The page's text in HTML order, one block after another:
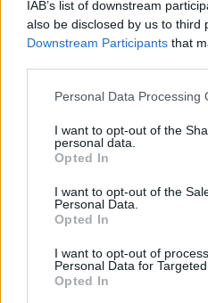
IAB’s list of downstream
also be disclosed by us to third
Downstream Participants that
Personal Data Processing
I want to opt-out of the
personal data.
Opted In
I want to opt-out of the
Personal Data.
Opted In
I want to opt-out of
Personal Data for Targeted
Opted In
MAGYAR OLIMPIAI BIZOTTSÁG
A 102 éves Keleti
Az olimpiai család is
hétfőn ünneplő Keleti
24 ÓRA